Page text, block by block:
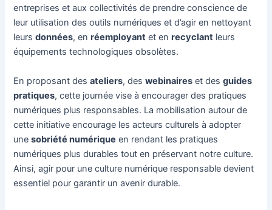
entreprises et aux collectivités de prendre conscience de
leur utilisation des outils numériques et d’agir en nettoyant
leursdonnées, enréemployant et enrecyclant leurs
équipements technologiques obsolètes.
En proposant desateliers, deswebinaires et desguides
pratiques, cette journée vise à encourager des pratiques
numériques plus responsables. La mobilisation autour de
cette initiative encourage les acteurs culturels à adopter
unesobriété numérique en rendant les pratiques
numériques plus durables tout en préservant notre culture.
Ainsi, agir pour une culture numérique responsable devient
essentiel pour garantir un avenir durable.